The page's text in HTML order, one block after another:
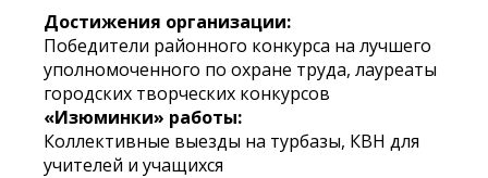
Достижения организации:
Победители районного конкурса на лучшего
уполномоченного по охране труда, лауреаты
городских творческих конкурсов
«Изюминки» работы:
Коллективные выезды на турбазы, КВН для
учителей и учащихся